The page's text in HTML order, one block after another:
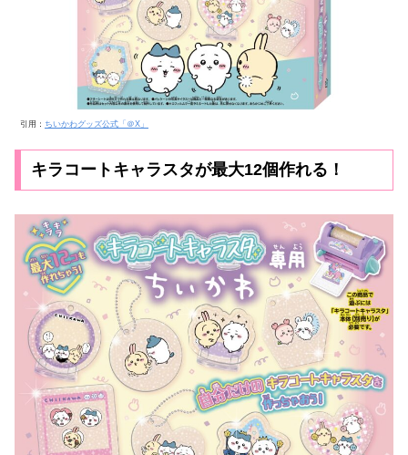
引用： ちいかわグッズ公式「＠X」
キラコートキャラスタが最大12個作れる！